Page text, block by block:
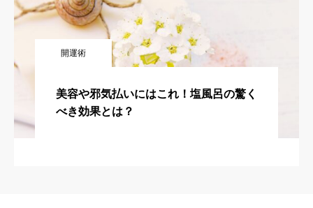
開運術
美容や邪気払いにはこれ！塩風呂の驚く
べき効果とは？